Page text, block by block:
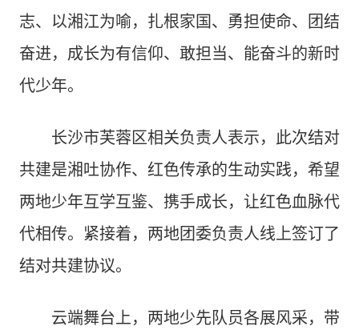
志、以湘江为喻，扎根家国、勇担使命、团结
奋进，成长为有信仰、敢担当、能奋斗的新时
代少年。
长沙市芙蓉区相关负责人表示，此次结对
共建是湘吐协作、红色传承的生动实践，希望
两地少年互学互鉴、携手成长，让红色血脉代
代相传。紧接着，两地团委负责人线上签订了
结对共建协议。
云端舞台上，两地少先队员各展风采，带